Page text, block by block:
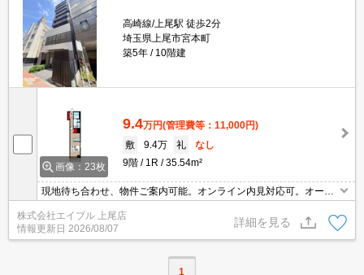
高崎線/上尾駅 徒歩2分
埼玉県上尾市宮本町
築5年
10階建
画像：23枚
9.4万円(管理費等：11,000円)
敷
9.4万 礼
なし
9階
1R 35.54m²
現地待ち合わせ、物件ご案内可能。オンライン内見対応可。オート
エアコン付き。バス・トイレ別。最寄り駅まで徒歩3分！。買い物
便利。
株式会社エイブル 上尾店
情報更新日 2026/08/07
詳細を見る
1